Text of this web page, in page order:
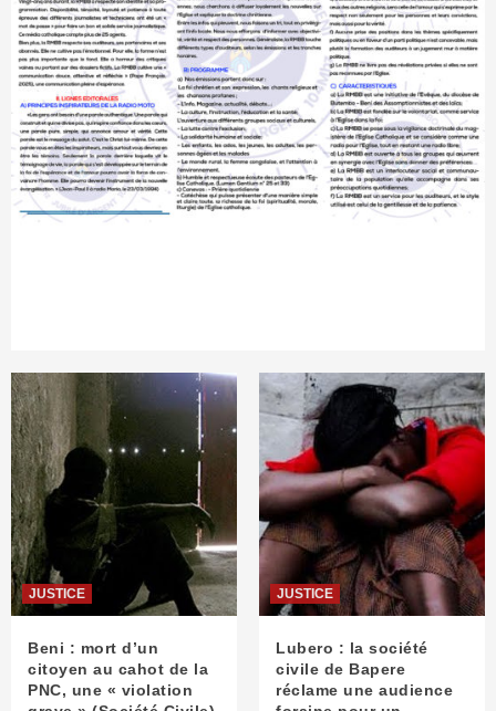
JUSTICE
Beni : mort d’un
citoyen au cahot de la
PNC, une « violation
JUSTICE
Lubero : la société
civile de Bapere
réclame une audience